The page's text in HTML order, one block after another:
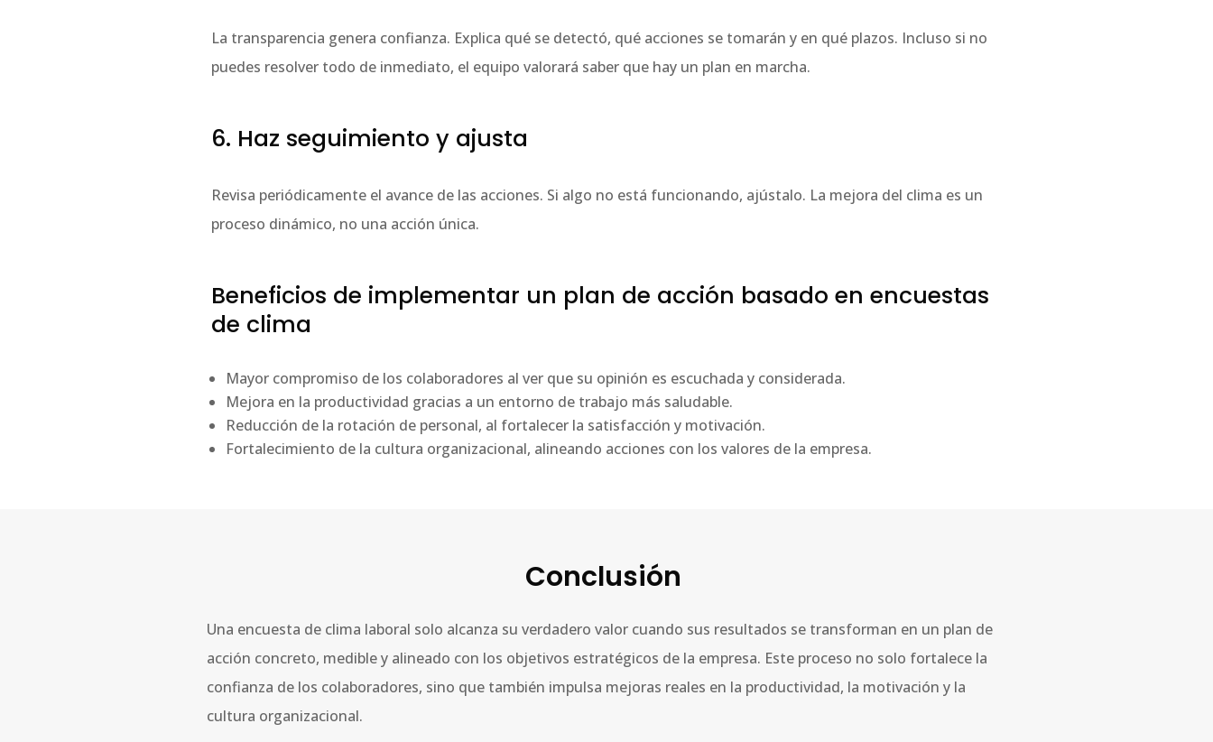
La transparencia genera confianza. Explica qué se detectó, qué acciones se tomarán y en qué plazos. Incluso si no
puedes resolver todo de inmediato, el equipo valorará saber que hay un plan en marcha.
6. Haz seguimiento y ajusta
Revisa periódicamente el avance de las acciones. Si algo no está funcionando, ajústalo. La mejora del clima es un
proceso dinámico, no una acción única.
Beneficios de implementar un plan de acción basado en encuestas
de clima
Mayor compromiso de los colaboradores al ver que su opinión es escuchada y considerada.
Mejora en la productividad gracias a un entorno de trabajo más saludable.
Reducción de la rotación de personal, al fortalecer la satisfacción y motivación.
Fortalecimiento de la cultura organizacional, alineando acciones con los valores de la empresa.
Conclusión
Una encuesta de clima laboral solo alcanza su verdadero valor cuando sus resultados se transforman en un plan de
acción concreto, medible y alineado con los objetivos estratégicos de la empresa. Este proceso no solo fortalece la
confianza de los colaboradores, sino que también impulsa mejoras reales en la productividad, la motivación y la
cultura organizacional.